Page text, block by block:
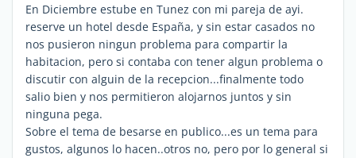
En Diciembre estube en Tunez con mi pareja de ayi.
reserve un hotel desde España, y sin estar casados no
nos pusieron ningun problema para compartir la
habitacion, pero si contaba con tener algun problema o
discutir con alguin de la recepcion...finalmente todo
salio bien y nos permitieron alojarnos juntos y sin
ninguna pega.
Sobre el tema de besarse en publico...es un tema para
gustos, algunos lo hacen..otros no, pero por lo general si